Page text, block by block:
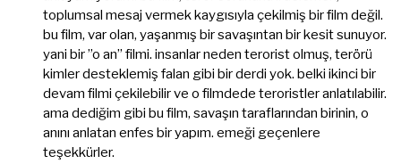
toplumsal mesaj vermek kaygısıyla çekilmiş bir film değil.
bu film, var olan, yaşanmış bir savaşıntan bir kesit sunuyor.
yani bir ”o an” filmi. insanlar neden terorist olmuş, terörü
kimler desteklemiş falan gibi bir derdi yok. belki ikinci bir
devam filmi çekilebilir ve o filmdede teroristler anlatılabilir.
ama dediğim gibi bu film, savaşın taraflarından birinin, o
anını anlatan enfes bir yapım. emeği geçenlere
teşekkürler.